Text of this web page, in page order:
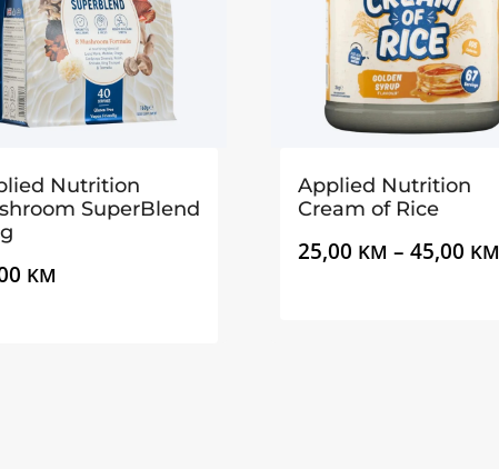
Nutrition
SuperBlend
KM
Applied Nutrition
Cream of Rice
25,00 KM – 45,00 KM